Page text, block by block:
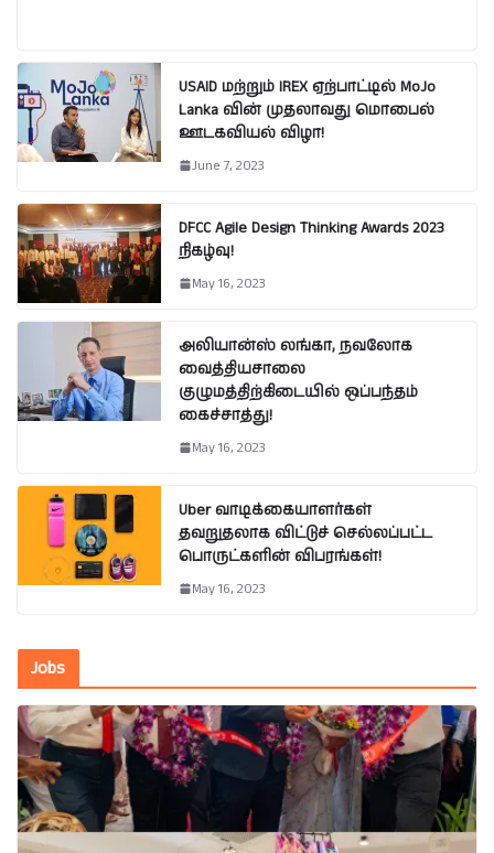
USAID மற்றும் IREX ஏற்பாட்டில் MoJo
Lanka வின் முதலாவது மொபைல்
ஊடகவியல் விழா!
June 7, 2023
DFCC Agile Design Thinking Awards 2023
நிகழ்வு!
May 16, 2023
அலியான்ஸ் லங்கா, நவலோக
வைத்தியசாலை
குழுமத்திற்கிடையில் ஒப்பந்தம்
கைச்சாத்து!
May 16, 2023
Uber வாடிக்கையாளர்கள்
தவறுதலாக விட்டுச் செல்லப்பட்ட
பொருட்களின் விபரங்கள்!
May 16, 2023
Jobs